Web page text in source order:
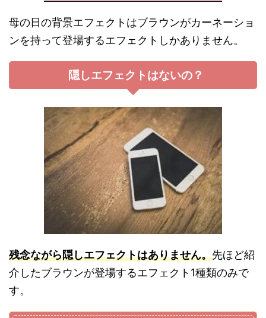
母の日の背景エフェクトはブラウンがカーネーショ
ンを持って登場するエフェクトしかありません。
隠しエフェクトはないの？
残念ながら隠しエフェクトはありません。先ほど紹
介したブラウンが登場するエフェクト1種類のみで
す。